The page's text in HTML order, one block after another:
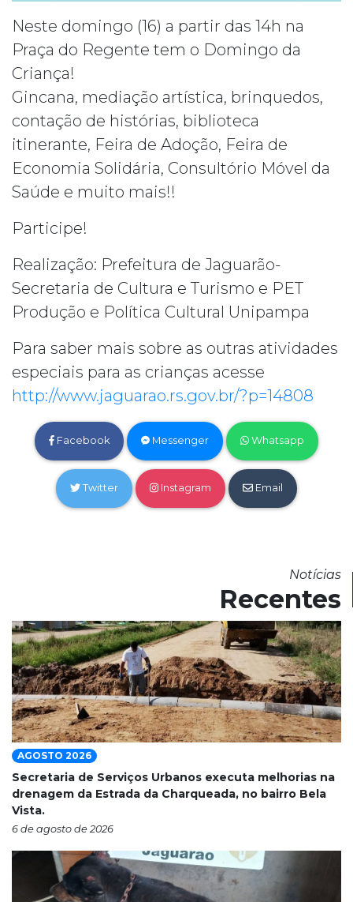
Neste domingo (16) a partir das 14h na
Praça do Regente tem o Domingo da
Criança!
Gincana, mediação artística, brinquedos,
contação de histórias, biblioteca
itinerante, Feira de Adoção, Feira de
Economia Solidária, Consultório Móvel da
Saúde e muito mais!!
Participe!
Realização: Prefeitura de Jaguarão-
Secretaria de Cultura e Turismo e PET
Produção e Política Cultural Unipampa
Para saber mais sobre as outras atividades
especiais para as crianças acesse
http://www.jaguarao.rs.gov.br/?p=14808
Facebook Messenger Whatsapp
Twitter Instagram Email
Notícias
Recentes
AGOSTO 2026
Secretaria de Serviços Urbanos executa melhorias na
drenagem da Estrada da Charqueada, no bairro Bela
Vista.
6 de agosto de 2026